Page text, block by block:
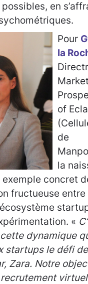
en
Pour
la
of
de
la
exemple concret
fructueuse entre
«
dynamique
startups le défi
Zara. Notre
virtuel